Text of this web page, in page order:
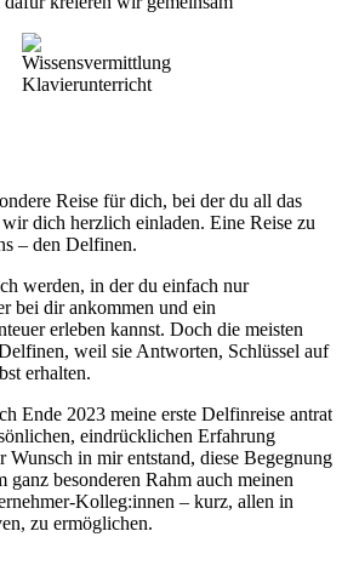
Reise für dich, bei der du all das
dich herzlich einladen. Eine Reise zu
– den Delfinen.
werden, in der du einfach nur
bei dir ankommen und ein
erleben kannst. Doch die meisten
weil sie Antworten, Schlüssel auf
erhalten.
Ende 2023 meine erste Delfinreise antrat
eindrücklichen Erfahrung
Wunsch in mir entstand, diese Begegnung
besonderen Rahm auch meinen
Kolleg:innen – kurz, allen in
zu ermöglichen.